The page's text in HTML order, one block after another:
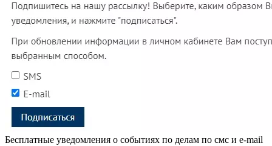
Бесплатные уведомления о событиях по делам по смс и e-mail